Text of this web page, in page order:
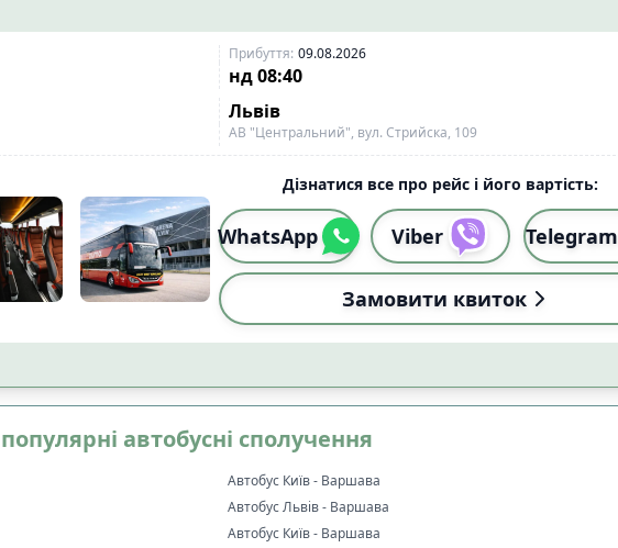
Прибуття: 09.08.2026
нд 08:40
Львів
АВ "Центральний", вул. Стрийска, 109
Дізнатися все про рейс і його вартість:
WhatsApp Viber Telegram
Замовити квиток
автобусні сполучення
Автобус Київ - Варшава
Автобус Львів - Варшава
Автобус Київ - Варшава